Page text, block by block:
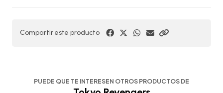
Compartir este producto
PUEDE QUE TE INTERESEN OTROS PRODUCTOS DE